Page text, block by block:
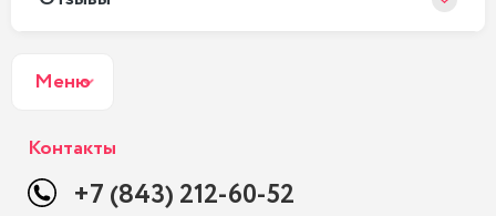
Меню
Контакты
+7 (843) 212-60-52